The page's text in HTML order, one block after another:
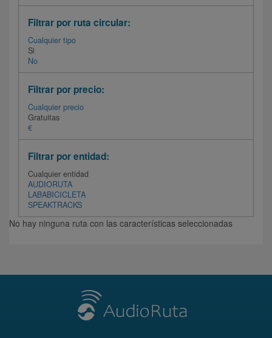
Filtrar por ruta circular:
Cualquier tipo
Si
No
Filtrar por precio:
Cualquier precio
Gratuitas
€
Filtrar por entidad:
Cualquier entidad
AUDIORUTA
LABABICICLETA
SPEAKTRACKS
No hay ninguna ruta con las características seleccionadas